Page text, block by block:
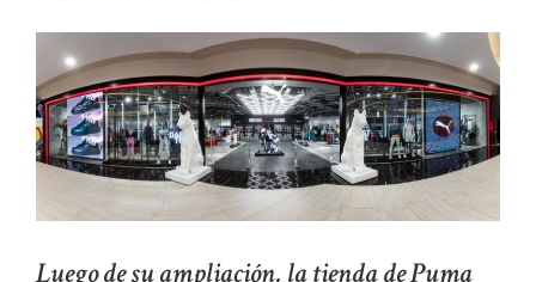
Luego de su ampliación, la tienda de Puma